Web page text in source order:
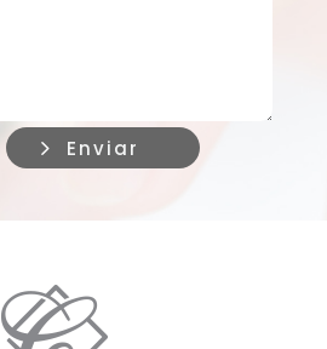
Enviar